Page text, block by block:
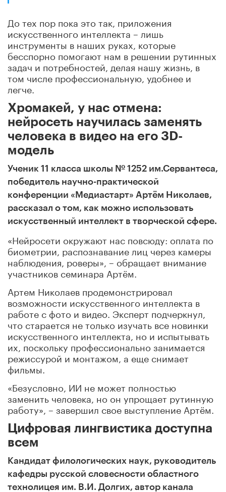
До тех пор пока это так, приложения
искусственного интеллекта – лишь
инструменты в наших руках, которые
бесспорно помогают нам в решении рутинных
задач и потребностей, делая нашу жизнь, в
том числе профессиональную, удобнее и
легче.
Хромакей, у нас отмена:
нейросеть научилась заменять
человека в видео на его 3D-
модель
Ученик 11 класса школы № 1252 им.Сервантеса,
победитель научно-практической
конференции «Медиастарт» Артём Николаев,
рассказал о том, как можно использовать
искусственный интеллект в творческой сфере.
«Нейросети окружают нас повсюду: оплата по
биометрии, распознавание лиц через камеры
наблюдения, роверы», – обращает внимание
участников семинара Артём.
Артем Николаев продемонстрировал
возможности искусственного интеллекта в
работе с фото и видео. Эксперт подчеркнул,
что старается не только изучать все новинки
искусственного интеллекта, но и испытывать
их, поскольку профессионально занимается
режиссурой и монтажом, а еще снимает
фильмы.
«Безусловно, ИИ не может полностью
заменить человека, но он упрощает рутинную
работу», – завершил свое выступление Артём.
Цифровая лингвистика доступна
всем
Кандидат филологических наук, руководитель
кафедры русской словесности областного
технолицея им. В.И. Долгих, автор канала